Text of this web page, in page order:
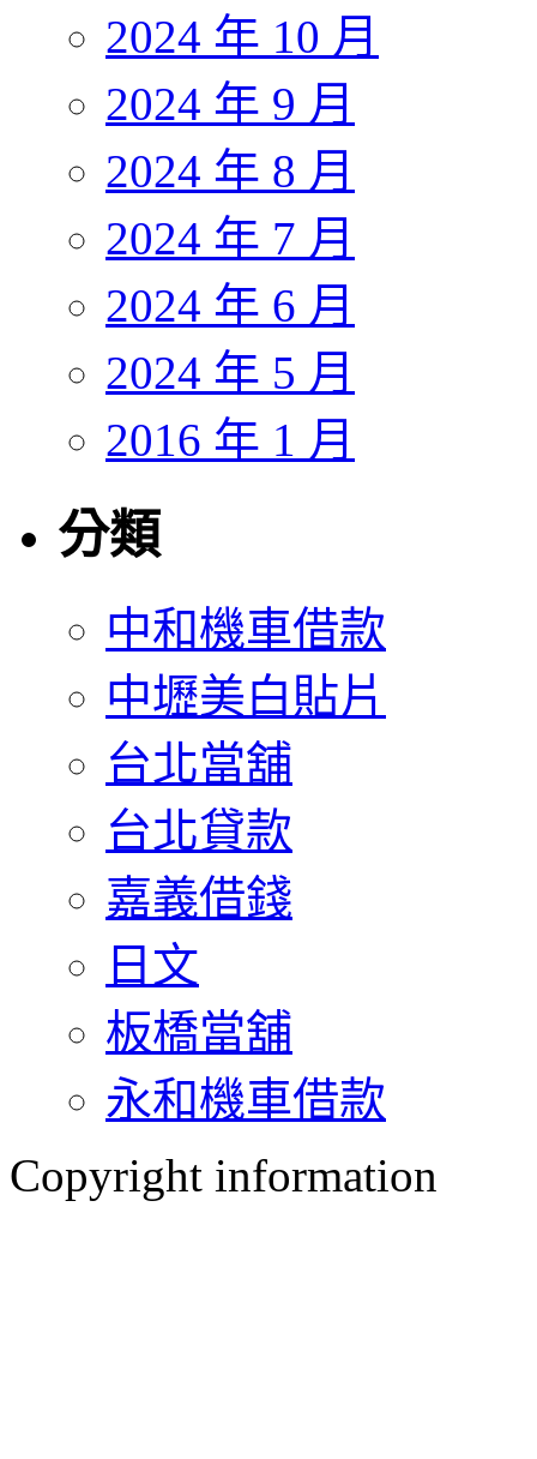
2024 年 10 月
2024 年 9 月
2024 年 8 月
2024 年 7 月
2024 年 6 月
2024 年 5 月
2016 年 1 月
分類
中和機車借款
中壢美白貼片
台北當舖
台北貸款
嘉義借錢
日文
板橋當舖
永和機車借款
Copyright information